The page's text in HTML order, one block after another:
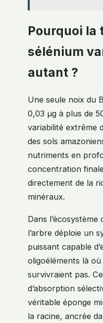
Pourquoi la
sélénium
autant ?
Une seule noix du
0,03 µg à plus de
variabilité extrême
des sols
nutriments en
concentration
directement de la
minéraux.
Dans
l’arbre déploie un
puissant capable
oligoéléments là
survivraient pas.
d’absorption
véritable éponge
la racine, ancrée